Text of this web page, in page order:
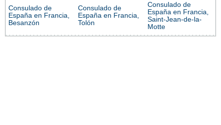
Consulado de
España en Francia,
Besanzón
Consulado de
España en Francia,
Tolón
Consulado de
España en Francia,
Saint-Jean-de-la-
Motte